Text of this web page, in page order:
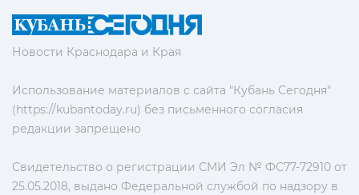
Новости Краснодара и Края
Использование материалов с сайта "Кубань Сегодня"
(https://kubantoday.ru) без письменного согласия
редакции запрещено
Свидетельство о регистрации СМИ Эл № ФС77-72910 от
25.05.2018, выдано Федеральной службой по надзору в